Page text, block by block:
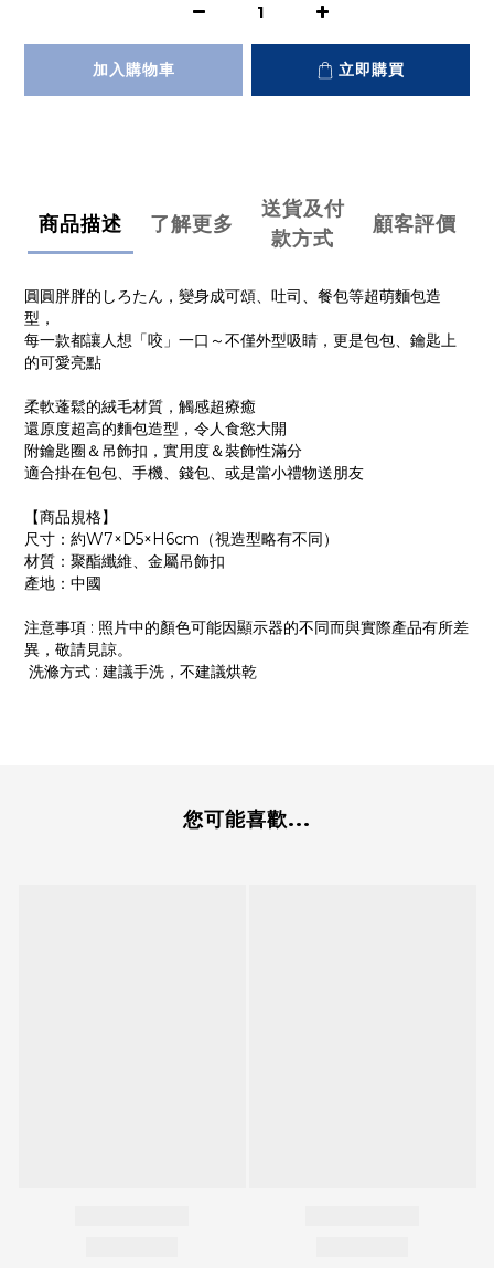
加入購物車 立即購買
商品描述 了解更多
送貨及付
款方式
顧客評價
圓圓胖胖的しろたん，變身成可頌、吐司、餐包等超萌麵包造
型，
每一款都讓人想「咬」一口～不僅外型吸睛，更是包包、鑰匙上
的可愛亮點
柔軟蓬鬆的絨毛材質，觸感超療癒
還原度超高的麵包造型，令人食慾大開
附鑰匙圈＆吊飾扣，實用度＆裝飾性滿分
適合掛在包包、手機、錢包、或是當小禮物送朋友
【商品規格】
尺寸：約W7×D5×H6cm（視造型略有不同）
材質：聚酯纖維、金屬吊飾扣
產地：中國
注意事項 : 照片中的顏色可能因顯示器的不同而與實際產品有所差
異，敬請見諒。
洗滌方式 : 建議手洗，不建議烘乾
您可能喜歡...